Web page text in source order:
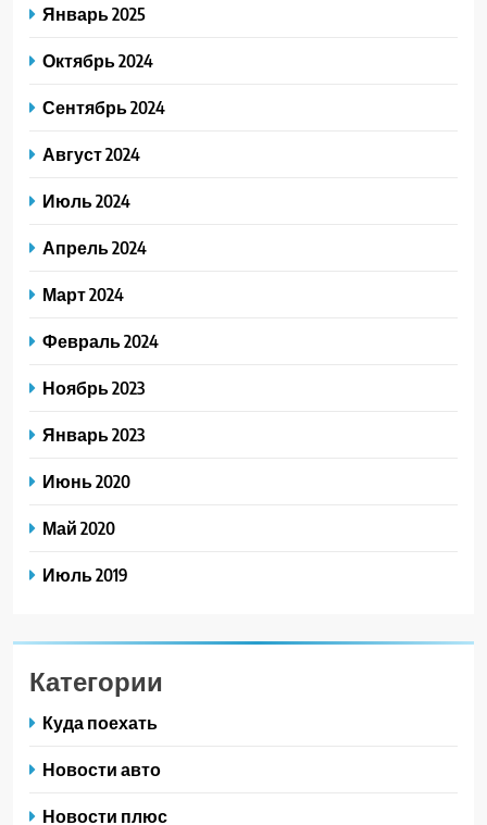
Январь 2025
Октябрь 2024
Сентябрь 2024
Август 2024
Июль 2024
Апрель 2024
Март 2024
Февраль 2024
Ноябрь 2023
Январь 2023
Июнь 2020
Май 2020
Июль 2019
Категории
Куда поехать
Новости авто
Новости плюс